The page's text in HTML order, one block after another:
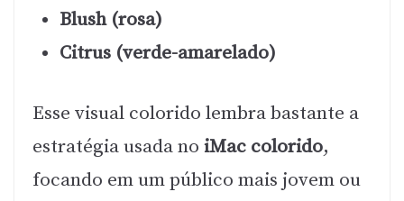
Blush (rosa)
Citrus (verde-amarelado)
Esse visual colorido lembra bastante a
estratégia usada no iMac colorido,
focando em um público mais jovem ou